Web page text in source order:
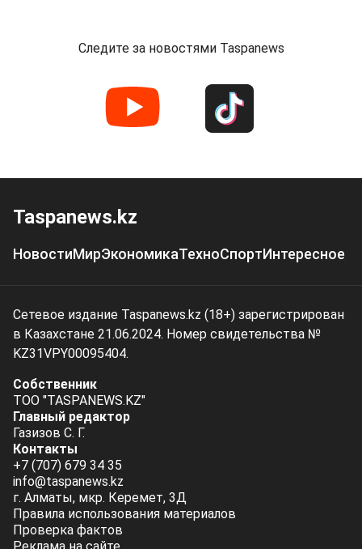
Следите за новостями Taspanews
Taspanews.kz
НовостиМирЭкономикаТехноСпортИнтересное
Сетевое издание Taspanews.kz (18+) зарегистрирован
в Казахстане 21.06.2024. Номер свидетельства №
KZ31VPY00095404.
Собственник
ТОО "TASPANEWS.KZ"
Главный редактор
Газизов С. Г.
Контакты
+7 (707) 679 34 35
info@taspanews.kz
г. Алматы, мкр. Керемет, 3Д
Правила использования материалов
Проверка фактов